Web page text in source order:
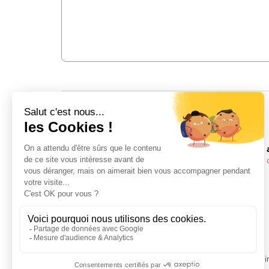
INFOS
Le forfait Evasion Mont-Blanc vous donne accès
Les Contamines / Hauteluce
(non relié à ski,
stations)
Saint-Gervais
Megève
Saint-Nicolas de Véroce
La Giettaz
de réduction avec l'achat simultané d'au